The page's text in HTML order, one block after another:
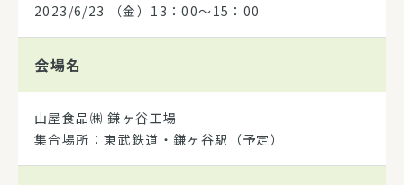
2023/6/23 （金）13：00～15：00
会場名
山屋食品㈱ 鎌ヶ谷工場
集合場所：東武鉄道・鎌ヶ谷駅（予定）